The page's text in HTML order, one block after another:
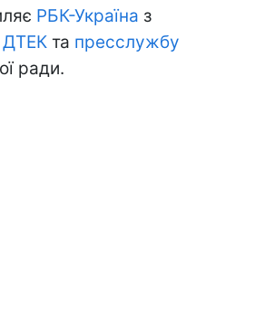
РБК-Україна з
ДТЕК та пресслужбу
ради.